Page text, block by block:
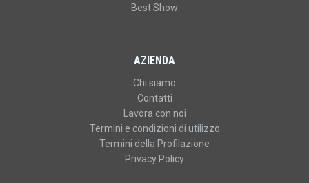
Best Show
AZIENDA
Chi siamo
Contatti
Lavora con noi
Termini e condizioni di utilizzo
Termini della Profilazione
Privacy Policy